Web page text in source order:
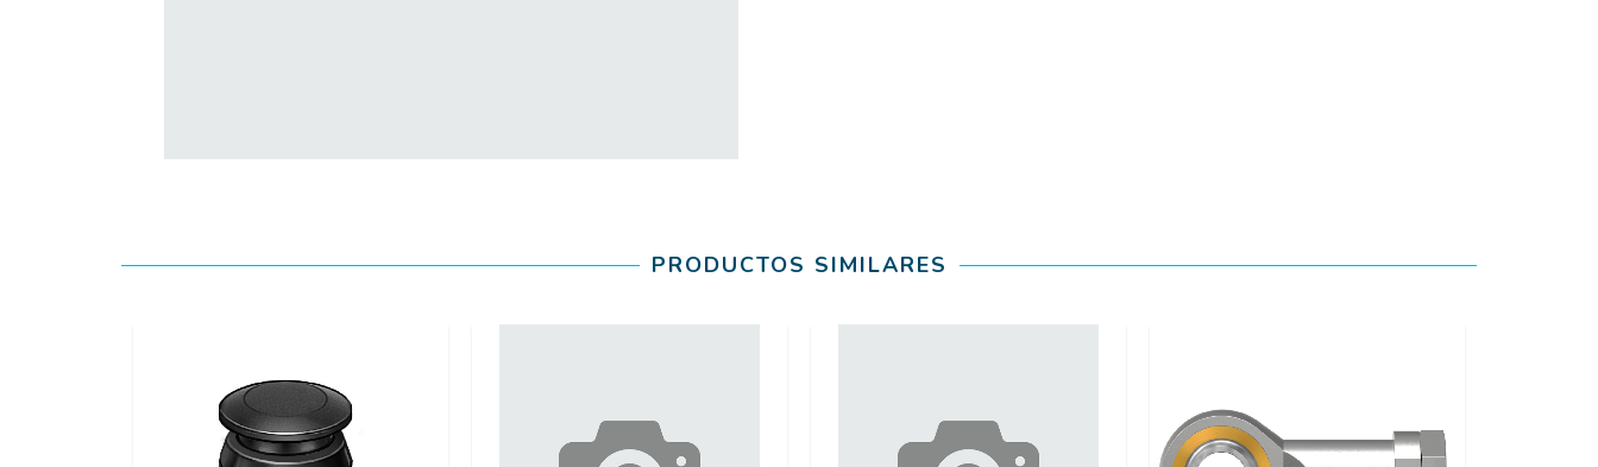
PRODUCTOS SIMILARES